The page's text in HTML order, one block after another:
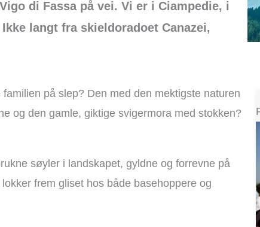
di Fassa på vei. Vi er i Ciampedie, i
langt fra skieldoradoet Canazei,
på slep? Den med den mektigste naturen
og den gamle, giktige svigermora med stokken?
søyler i landskapet, gyldne og forrevne på
frem gliset hos både basehoppere og